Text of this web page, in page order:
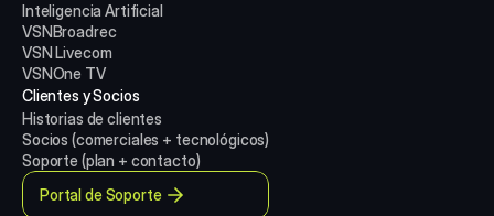
Inteligencia Artificial
VSNBroadrec
VSN Livecom
VSNOne TV
Clientes y Socios
Historias de clientes
Socios (comerciales + tecnológicos)
Soporte (plan + contacto)
Portal de Soporte